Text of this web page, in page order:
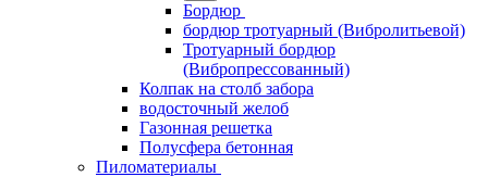
Бордюр
бордюр тротуарный (Вибролитьевой)
Тротуарный бордюр
(Вибропрессованный)
Колпак на столб забора
водосточный желоб
Газонная решетка
Полусфера бетонная
Пиломатериалы